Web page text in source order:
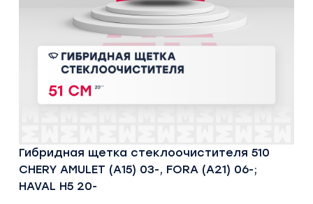
Гибридная щетка стеклоочистителя 510
CHERY AMULET (A15) 03-, FORA (A21) 06-;
HAVAL H5 20-